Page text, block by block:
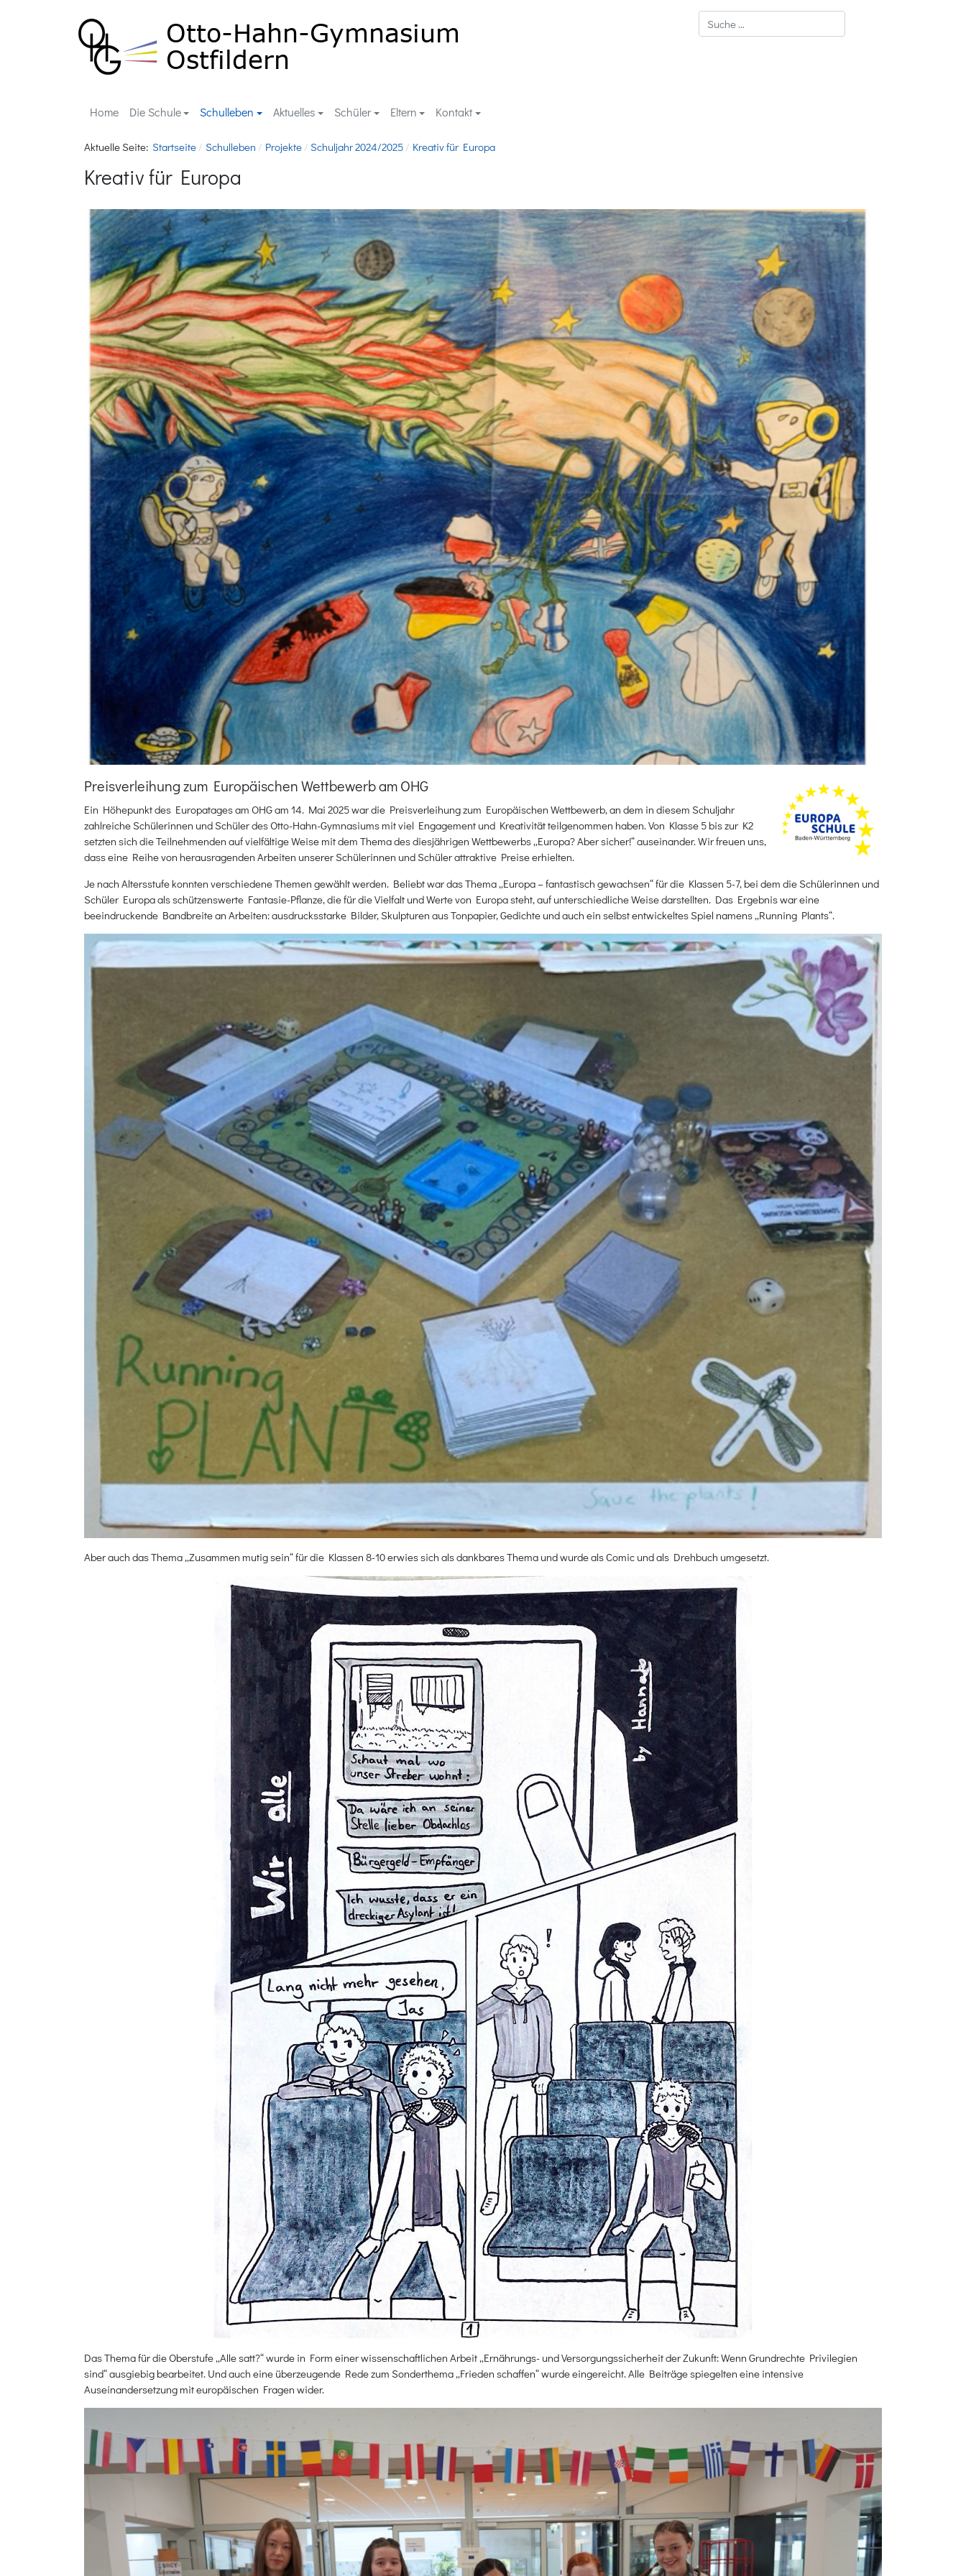
Suchen
Home Die Schule Schulleben Aktuelles Schüler Eltern Kontakt
Aktuelle Seite: Startseite Schulleben Projekte Schuljahr 2024/2025 Kreativ für Europa
Kreativ für Europa
Preisverleihung zum Europäischen Wettbewerb am OHG
Ein Höhepunkt des Europatages am OHG am 14. Mai 2025 war die Preisverleihung zum Europäischen Wettbewerb, an dem in diesem Schuljahr
zahlreiche Schülerinnen und Schüler des Otto-Hahn-Gymnasiums mit viel Engagement und Kreativität teilgenommen haben. Von Klasse 5 bis zur K2
setzten sich die Teilnehmenden auf vielfältige Weise mit dem Thema des diesjährigen Wettbewerbs „Europa? Aber sicher!“ auseinander. Wir freuen uns,
dass eine Reihe von herausragenden Arbeiten unserer Schülerinnen und Schüler attraktive Preise erhielten.
Je nach Altersstufe konnten verschiedene Themen gewählt werden. Beliebt war das Thema „Europa – fantastisch gewachsen“ für die Klassen 5-7, bei dem die Schülerinnen und
Schüler Europa als schützenswerte Fantasie-Pflanze, die für die Vielfalt und Werte von Europa steht, auf unterschiedliche Weise darstellten. Das Ergebnis war eine
beeindruckende Bandbreite an Arbeiten: ausdrucksstarke Bilder, Skulpturen aus Tonpapier, Gedichte und auch ein selbst entwickeltes Spiel namens „Running Plants“.
Aber auch das Thema „Zusammen mutig sein“ für die Klassen 8-10 erwies sich als dankbares Thema und wurde als Comic und als Drehbuch umgesetzt.
Das Thema für die Oberstufe „Alle satt?“ wurde in Form einer wissenschaftlichen Arbeit „Ernährungs- und Versorgungssicherheit der Zukunft: Wenn Grundrechte Privilegien
sind“ ausgiebig bearbeitet. Und auch eine überzeugende Rede zum Sonderthema „Frieden schaffen“ wurde eingereicht. Alle Beiträge spiegelten eine intensive
Auseinandersetzung mit europäischen Fragen wider.